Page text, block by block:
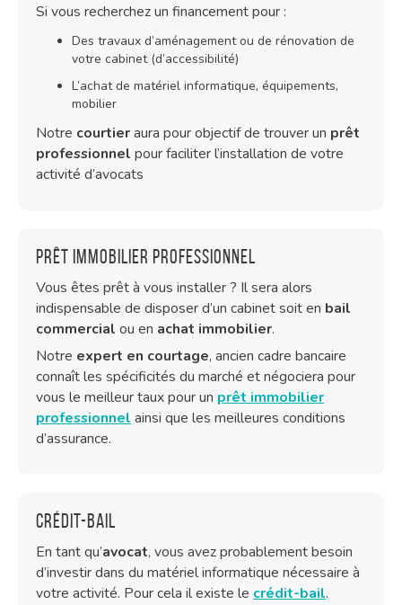
Si vous recherchez un financement pour :
Des travaux d’aménagement ou de rénovation de
votre cabinet (d’accessibilité)
L’achat de matériel informatique, équipements,
mobilier
Notre courtieraura pour objectif de trouver un prêt
professionnel pour faciliter l’installation de votre
activité d’avocats
Prêt immobilier professionnel
Vous êtes prêt à vous installer ? Il sera alors
indispensable de disposer d’un cabinet soit en bail
commercial ou en achat immobilier.
Notre expert en courtage, ancien cadre bancaire
connaît les spécificités du marché et négociera pour
vous le meilleur taux pour un prêt immobilier
professionnelainsi que les meilleures conditions
d’assurance.
Crédit-bail
En tant qu’avocat, vous avez probablement besoin
d’investir dans du matériel informatique nécessaire à
votre activité. Pour cela il existe le crédit-bail.